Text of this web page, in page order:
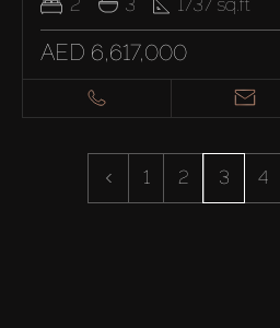
Acheter
2 3 1737 sq.ft
AED 6,617,000
1 2 3 4